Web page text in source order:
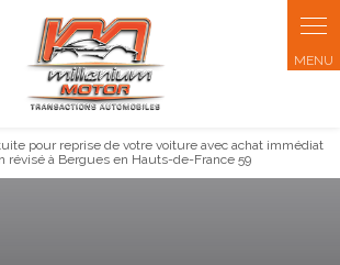
pour reprise de votre voiture avec achat immédiat
révisé à Bergues en Hauts-de-France 59